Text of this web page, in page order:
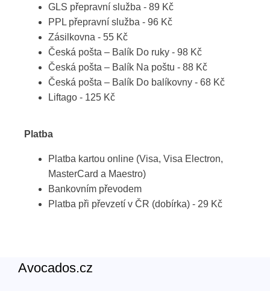
GLS přepravní služba - 89 Kč
PPL přepravní služba - 96 Kč
Zásilkovna - 55 Kč
Česká pošta – Balík Do ruky - 98 Kč
Česká pošta – Balík Na poštu - 88 Kč
Česká pošta – Balík Do balíkovny - 68 Kč
Liftago - 125 Kč
Platba
Platba kartou online (Visa, Visa Electron,
MasterCard a Maestro)
Bankovním převodem
Platba při převzetí v ČR (dobírka) - 29 Kč
Avocados.cz